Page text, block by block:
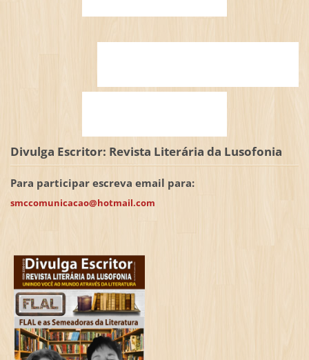
Divulga Escritor: Revista Literária da Lusofonia
Para participar escreva email para:
smccomunicacao@hotmail.com